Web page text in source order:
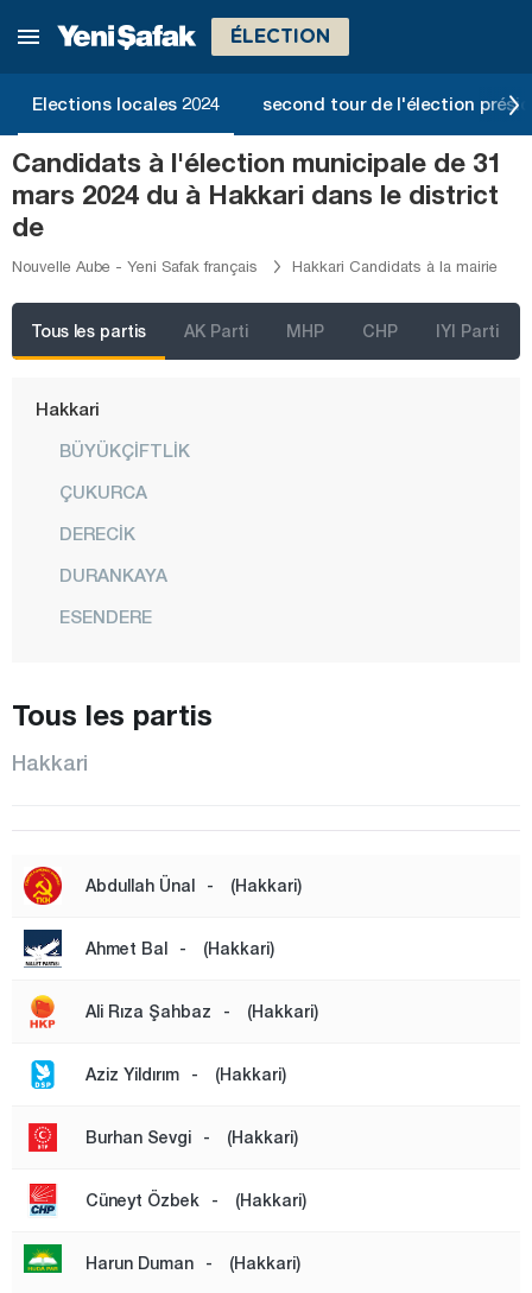
ÉLECTION
Elections locales 2024 second tour de l'élection
Candidats à l'élection municipale de 31
mars 2024 du à Hakkari dans le district
de
Nouvelle Aube - Yeni Safak français Hakkari Candidats à la mairie
Tous les partis AK Parti MHP CHP IYI Parti
Düzce
Elazığ
Erzincan
Erzurum
Eskişehir
Gaziantep
Gümüşhane
Hakkari
BÜYÜKÇİFTLİK
ÇUKURCA
DERECİK
DURANKAYA
ESENDERE
Isparta
Kahramanmaraş
Karabük
Karaman
Kars
Kastamonu
Kilis
Kırıkkale
Kırklareli
Tous les partis
Hakkari
Abdullah Ünal - (Hakkari)
Ahmet Bal - (Hakkari)
Ali Rıza Şahbaz - (Hakkari)
Aziz Yildırım - (Hakkari)
Burhan Sevgi - (Hakkari)
Cüneyt Özbek - (Hakkari)
Harun Duman - (Hakkari)